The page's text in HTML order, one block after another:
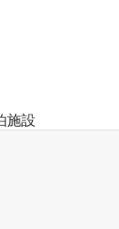
施設